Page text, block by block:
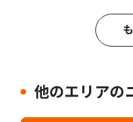
他のエリアの